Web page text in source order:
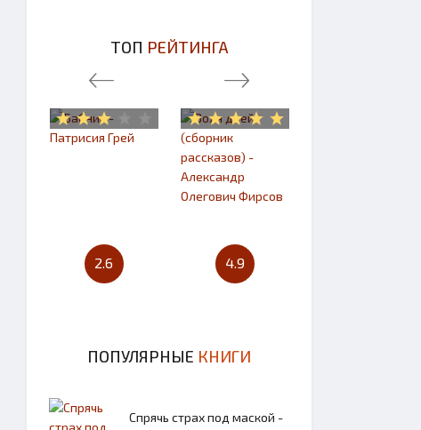
ТОП РЕЙТИНГА
2.6 4.9
ПОПУЛЯРНЫЕ КНИГИ
Спрячь страх под маской -